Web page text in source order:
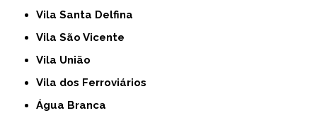
Vila Santa Delfina
Vila São Vicente
Vila União
Vila dos Ferroviários
Água Branca